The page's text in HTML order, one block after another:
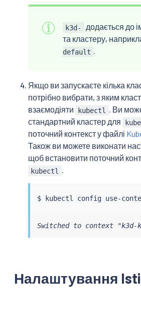
k3d-
додається до
та кластеру,
default .
Якщо ви запускаєте кілька
потрібно вибрати, з яким
взаємодіяти
kubectl
. Ви
стандартний кластер для
поточний контекст у файлі
Також ви можете виконати
щоб встановити поточний
kubectl .
$ kubectl
Switched to context "k3d-
Налаштування